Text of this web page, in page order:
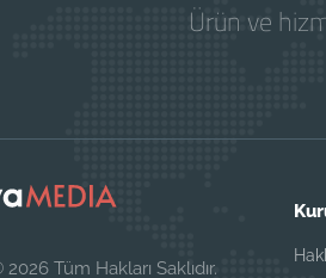
Ürün ve
Tüm Hakları Saklıdır.